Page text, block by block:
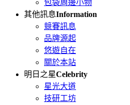
包袋周邊小物
其他訊息Information
競賽訊息
品牌源起
悠遊自在
關於本站
明日之星Celebrity
星光大道
技研工坊